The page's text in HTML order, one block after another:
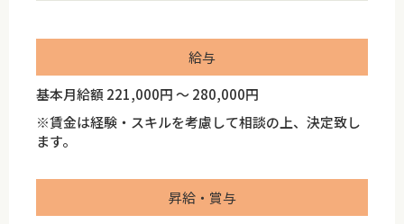
給与
基本月給額 221,000円 ～ 280,000円
※賃金は経験・スキルを考慮して相談の上、決定致し
ます。
昇給・賞与